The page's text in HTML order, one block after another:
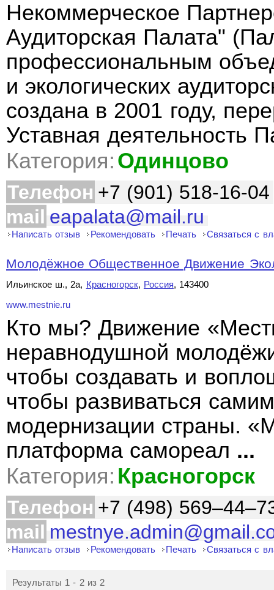
Некоммерческое
Аудиторская Палата"
профессиональным
и экологических
создана в 2001 году,
Уставная деятельность
Категория: Одинцово
Телефон +7 (901) 518-16-04
mail eapalata@mail.ru
Написать отзыв Рекомендовать Печать Связаться с
Молодёжное Общественное Движение
Ильинское ш., 2а, Красногорск, Россия, 143400
www.mestnie.ru
Кто мы? Движение
неравнодушной
чтобы создавать и
чтобы развиваться
модернизации страны.
платформа самореал ...
Категория: Красногорск
Телефон +7 (498)
mail
Написать отзыв Рекомендовать Печать Связаться с
Результаты 1 - 2 из 2